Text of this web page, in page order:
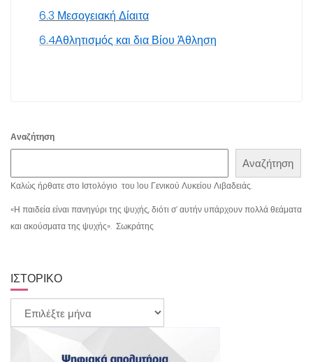
6.3 Μεσογειακή Δίαιτα
6.4Αθλητισμός και δια Βίου Άθληση
Αναζήτηση
Αναζήτηση
Καλώς ήρθατε στο Ιστολόγιο του 1ου Γενικού Λυκείου Λιβαδειάς.
«Η παιδεία είναι πανηγύρι της ψυχής, διότι σ’ αυτήν υπάρχουν πολλά θεάματα
και ακούσματα της ψυχής». Σωκράτης
ΙΣΤΟΡΙΚΌ